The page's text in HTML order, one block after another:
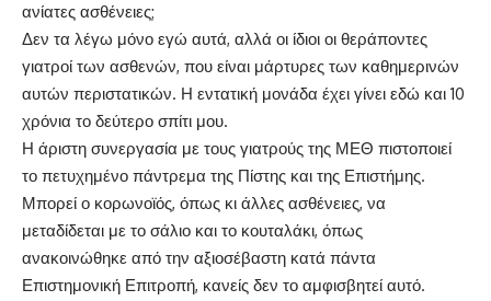
ανίατες ασθένειες;
Δεν τα λέγω μόνο εγώ αυτά, αλλά οι ίδιοι οι θεράποντες
γιατροί των ασθενών, που είναι μάρτυρες των καθημερινών
αυτών περιστατικών. Η εντατική μονάδα έχει γίνει εδώ και 10
χρόνια το δεύτερο σπίτι μου.
Η άριστη συνεργασία με τους γιατρούς της ΜΕΘ πιστοποιεί
το πετυχημένο πάντρεμα της Πίστης και της Επιστήμης.
Μπορεί ο κορωνοϊός, όπως κι άλλες ασθένειες, να
μεταδίδεται με το σάλιο και το κουταλάκι, όπως
ανακοινώθηκε από την αξιοσέβαστη κατά πάντα
Επιστημονική Επιτροπή, κανείς δεν το αμφισβητεί αυτό.